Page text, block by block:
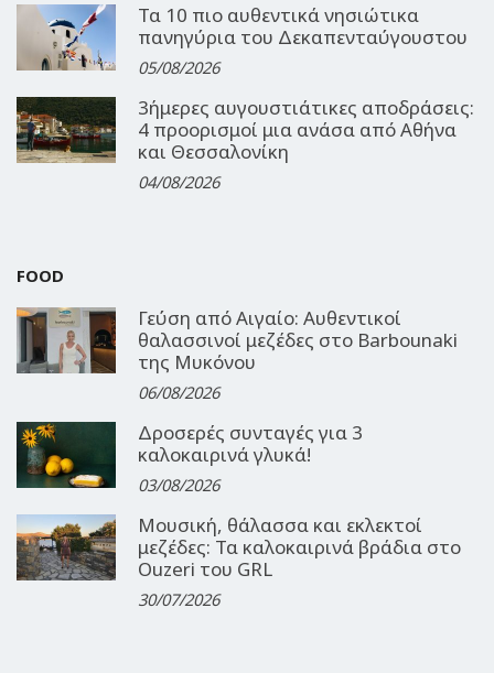
Τα 10 πιο αυθεντικά νησιώτικα
πανηγύρια του Δεκαπενταύγουστου
05/08/2026
3ήμερες αυγουστιάτικες αποδράσεις:
4 προορισμοί μια ανάσα από Αθήνα
και Θεσσαλονίκη
04/08/2026
FOOD
Γεύση από Αιγαίο: Αυθεντικοί
θαλασσινοί μεζέδες στο Barbounaki
της Μυκόνου
06/08/2026
Δροσερές συνταγές για 3
καλοκαιρινά γλυκά!
03/08/2026
Μουσική, θάλασσα και εκλεκτοί
μεζέδες: Τα καλοκαιρινά βράδια στο
Ouzeri του GRL
30/07/2026